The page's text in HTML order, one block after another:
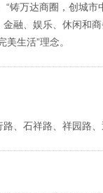
“铸万达商圈，创城
金融、娱乐、休闲和
美生活”理念。
路、石祥路、祥园路